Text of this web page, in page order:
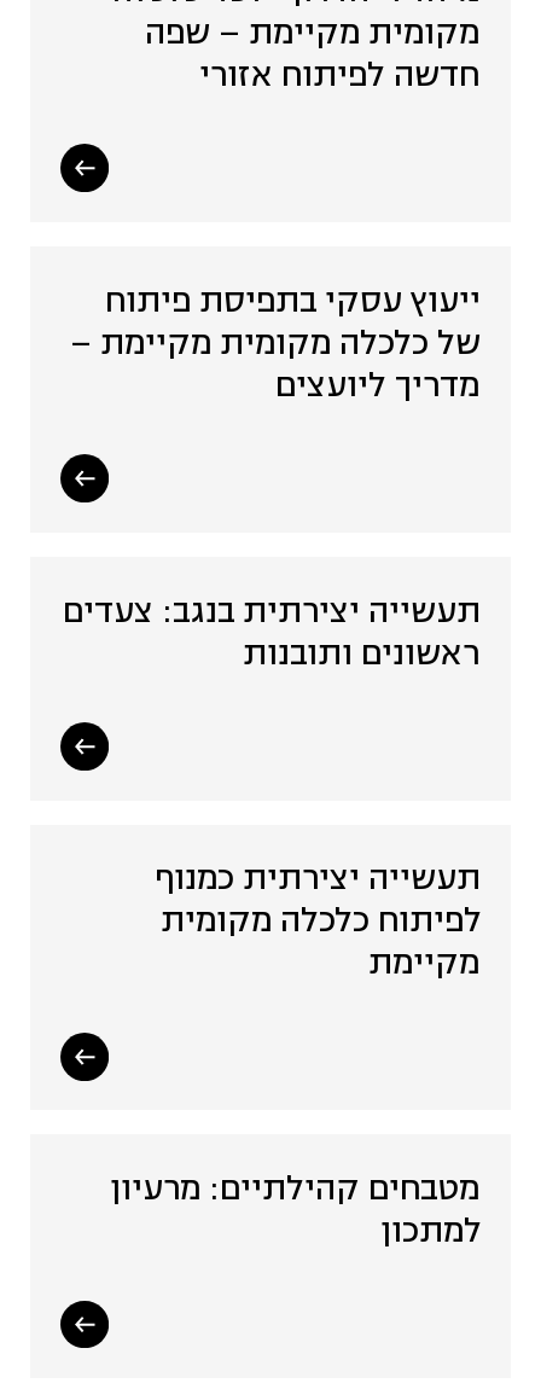
מקומית מקיימת – שפה
חדשה לפיתוח אזורי
ייעוץ עסקי בתפיסת פיתוח
של כלכלה מקומית מקיימת –
מדריך ליועצים
תעשייה יצירתית בנגב: צעדים
ראשונים ותובנות
תעשייה יצירתית כמנוף
לפיתוח כלכלה מקומית
מקיימת
מטבחים קהילתיים: מרעיון
למתכון